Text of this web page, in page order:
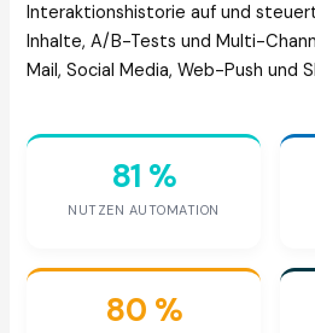
Interaktionshistorie auf und
Inhalte, A/B-Tests und Multi-
Mail, Social Media, Web-Push und
81 %
NUTZEN AUTOMATION
80 %